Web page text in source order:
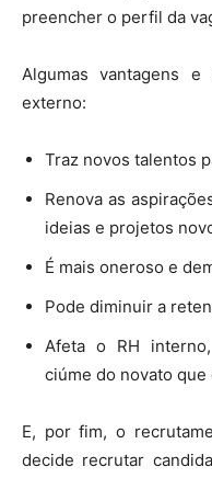
preencher o perfil da
Algumas vantagens e
externo:
Traz novos talentos
Renova as
ideias e projetos
É mais oneroso e
Pode diminuir a
Afeta o RH
ciúme do novato que
E, por fim, o
decide recrutar